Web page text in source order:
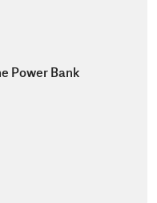
Power Bank